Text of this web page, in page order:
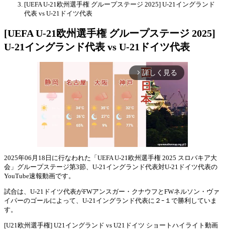
[UEFA U-21欧州選手権 グループステージ 2025] U-21イングランド
代表 vs U-21ドイツ代表
[UEFA U-21欧州選手権 グループステージ 2025]
U-21イングランド代表 vs U-21ドイツ代表
arrow_forward_ios 詳しく見る
2025年06月18日に行なわれた「UEFA U-21欧州選手権 2025 スロバキア大
会」グループステージ第3節、U-21イングランド代表対U-21ドイツ代表の
YouTube速報動画です。
試合は、U-21ドイツ代表がFWアンスガー・クナウフとFWネルソン・ヴァ
イパーのゴールによって、U-21イングランド代表に２ｰ１で勝利していま
す。
[U21欧州選手権] U21イングランド vs U21ドイツ ショートハイライト動画